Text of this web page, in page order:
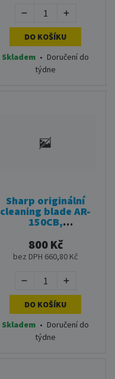
DO KOŠÍKU
Skladem • Doručení do
týdne
Sharp originální
cleaning blade AR-
150CB,
30000str., Sharp AR-
168/122/153/121/2012/
800 Kč
bez DPH 660,80 Kč
DO KOŠÍKU
Skladem • Doručení do
týdne